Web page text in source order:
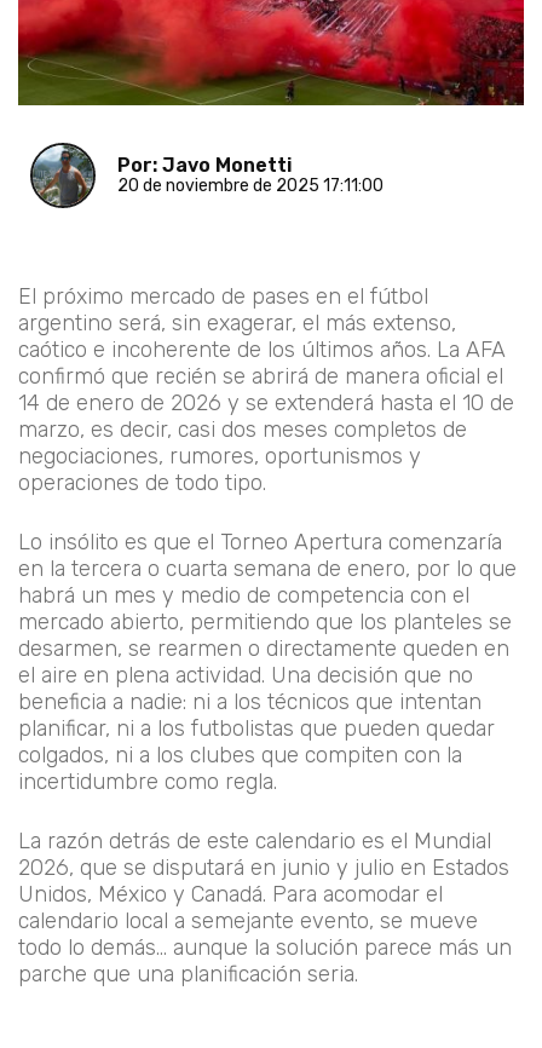
Por: Javo Monetti
20 de noviembre de 2025 17:11:00
El próximo mercado de pases en el fútbol
argentino será, sin exagerar, el más extenso,
caótico e incoherente de los últimos años. La AFA
confirmó que recién se abrirá de manera oficial el
14 de enero de 2026 y se extenderá hasta el 10 de
marzo, es decir, casi dos meses completos de
negociaciones, rumores, oportunismos y
operaciones de todo tipo.
Lo insólito es que el Torneo Apertura comenzaría
en la tercera o cuarta semana de enero, por lo que
habrá un mes y medio de competencia con el
mercado abierto, permitiendo que los planteles se
desarmen, se rearmen o directamente queden en
el aire en plena actividad. Una decisión que no
beneficia a nadie: ni a los técnicos que intentan
planificar, ni a los futbolistas que pueden quedar
colgados, ni a los clubes que compiten con la
incertidumbre como regla.
La razón detrás de este calendario es el Mundial
2026, que se disputará en junio y julio en Estados
Unidos, México y Canadá. Para acomodar el
calendario local a semejante evento, se mueve
todo lo demás... aunque la solución parece más un
parche que una planificación seria.